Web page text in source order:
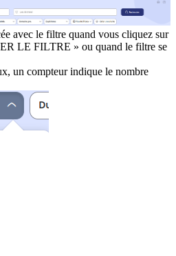
avec le filtre quand vous cliquez sur
LE FILTRE » ou quand le filtre se
un compteur indique le nombre